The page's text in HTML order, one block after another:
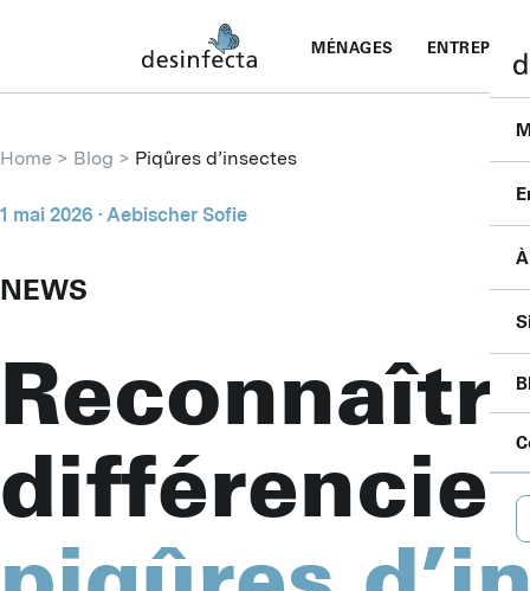
MÉNAGES ENTREPRISES
Home Blog Piqûres d’insectes
1 mai 2026 · Aebischer Sofie
NEWS